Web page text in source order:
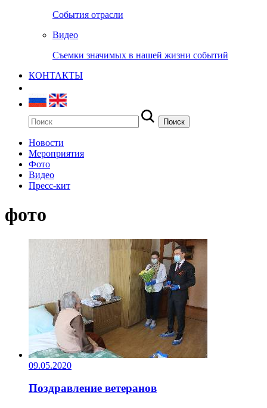
События отрасли
Видео
Съемки значимых в нашей жизни событий
КОНТАКТЫ
Новости
Мероприятия
Фото
Видео
Пресс-кит
фото
09.05.2020
Поздравление ветеранов